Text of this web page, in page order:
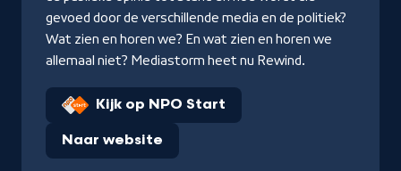
gevoed door de verschillende media en de politiek?
Wat zien en horen we? En wat zien en horen we
allemaal niet? Mediastorm heet nu Rewind.
Kijk op NPO Start
Naar website